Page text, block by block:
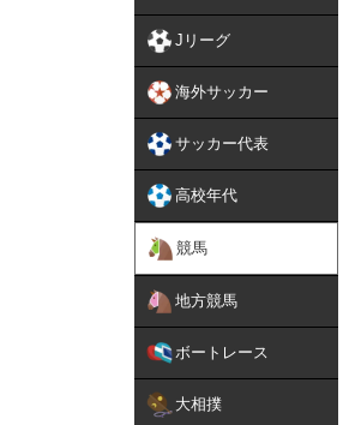
Jリーグ
海外サッカー
サッカー代表
高校年代
競馬
地方競馬
ボートレース
大相撲